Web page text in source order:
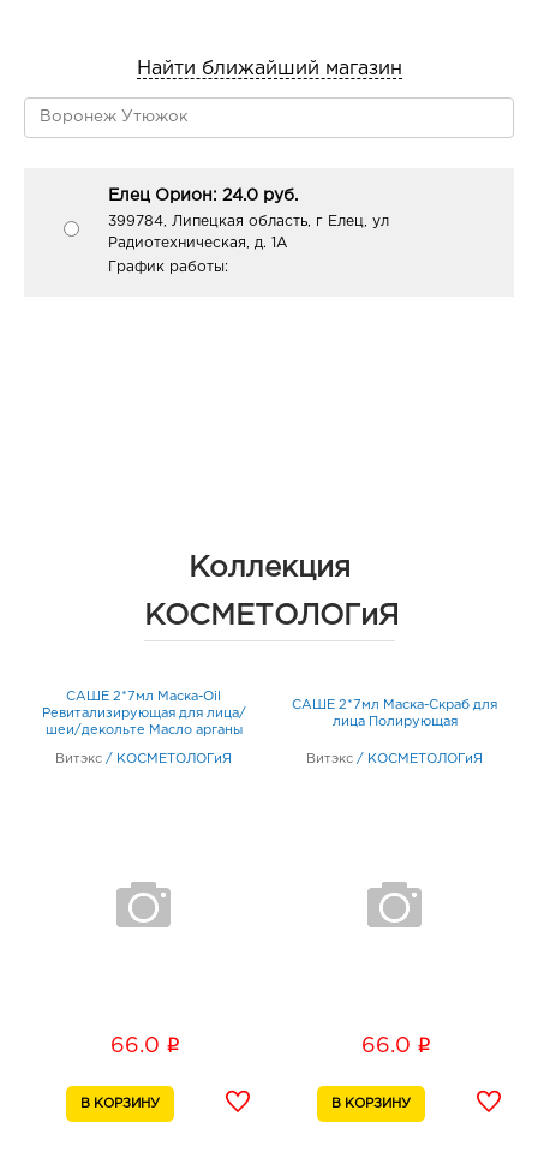
Найти ближайший магазин
Елец Орион: 24.0 руб.
399784, Липецкая область, г Елец, ул
Радиотехническая, д. 1А
График работы:
Коллекция
КОСМЕТОЛОГиЯ
САШЕ 2*7мл Маска-Oil
Ревитализирующая для лица/
шеи/декольте Масло арганы
Витэкс / КОСМЕТОЛОГиЯ
66.0 i
САШЕ 2*7мл Маска-Скраб для
лица Полирующая
Витэкс / КОСМЕТОЛОГиЯ
66.0 i